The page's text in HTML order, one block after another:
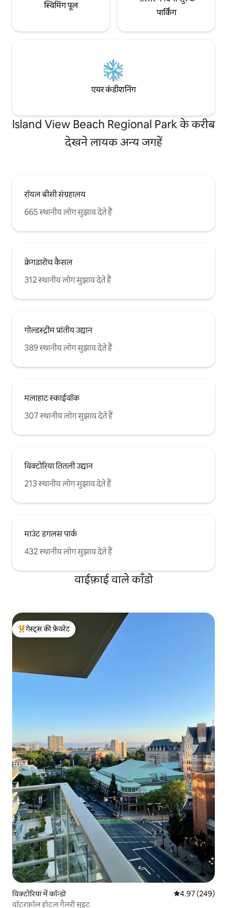
स्विमिंग पूल
पार्किंग
एयर कंडीशनिंग
Island View Beach Regional Park के करीब
देखने लायक अन्य जगहें
रॉयल बीसी संग्रहालय
665 स्थानीय लोग सुझाव देते हैं
क्रेगडारोच कैसल
312 स्थानीय लोग सुझाव देते हैं
गोल्डस्ट्रीम प्रांतीय उद्यान
389 स्थानीय लोग सुझाव देते हैं
मलाहाट स्काईवॉक
307 स्थानीय लोग सुझाव देते हैं
विक्टोरिया तितली उद्यान
213 स्थानीय लोग सुझाव देते हैं
माउंट डगलस पार्क
432 स्थानीय लोग सुझाव देते हैं
वाईफ़ाई वाले काँडो
गेस्ट्स का टॉप फ़ेवरेट
गेस्ट्स की फ़ेवरेट
विक्टोरिया में कॉन्डो औसत रेटिंग 5 में से
4.97 (249)
वॉटरफ़ॉल होटल गैलरी सुइट